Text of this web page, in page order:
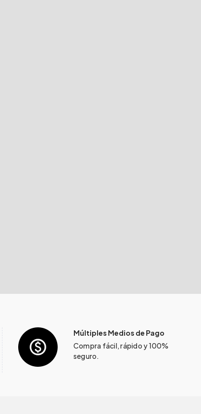
Múltiples Medios de Pago
Compra fácil, rápido y 100%
seguro.